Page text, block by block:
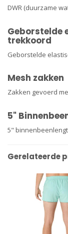
DWR (duurzame
Geborstelde
trekkoord
Geborstelde
Mesh zakken
Zakken gevoerd
5"
5"
Gerelateerde